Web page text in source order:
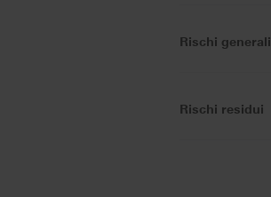
Rischi generali
Rischi residui